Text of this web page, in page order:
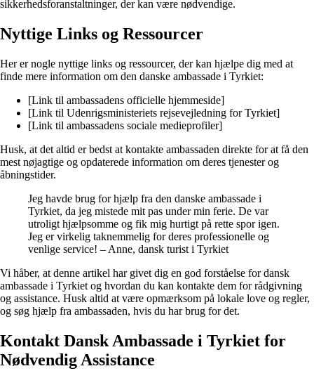
sikkerhedsforanstaltninger, der kan være nødvendige.
Nyttige Links og Ressourcer
Her er nogle nyttige links og ressourcer, der kan hjælpe dig med at
finde mere information om den danske ambassade i Tyrkiet:
[Link til ambassadens officielle hjemmeside]
[Link til Udenrigsministeriets rejsevejledning for Tyrkiet]
[Link til ambassadens sociale medieprofiler]
Husk, at det altid er bedst at kontakte ambassaden direkte for at få den
mest nøjagtige og opdaterede information om deres tjenester og
åbningstider.
Jeg havde brug for hjælp fra den danske ambassade i
Tyrkiet, da jeg mistede mit pas under min ferie. De var
utroligt hjælpsomme og fik mig hurtigt på rette spor igen.
Jeg er virkelig taknemmelig for deres professionelle og
venlige service! – Anne, dansk turist i Tyrkiet
Vi håber, at denne artikel har givet dig en god forståelse for dansk
ambassade i Tyrkiet og hvordan du kan kontakte dem for rådgivning
og assistance. Husk altid at være opmærksom på lokale love og regler,
og søg hjælp fra ambassaden, hvis du har brug for det.
Kontakt Dansk Ambassade i Tyrkiet for
Nødvendig Assistance